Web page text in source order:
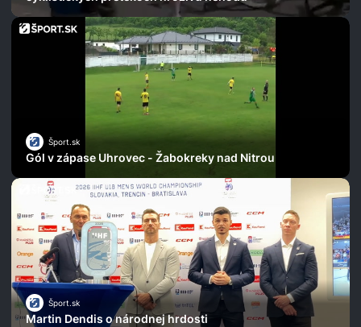
Šport.sk
Gól v zápase Uhrovec - Žabokreky nad Nitrou
Šport.sk
Martin Dendis o národnej hrdosti